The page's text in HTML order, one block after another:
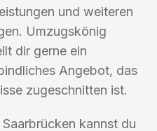
und weiteren
Umzugskönig
dir gerne ein
Angebot, das
zugeschnitten ist.
kannst du